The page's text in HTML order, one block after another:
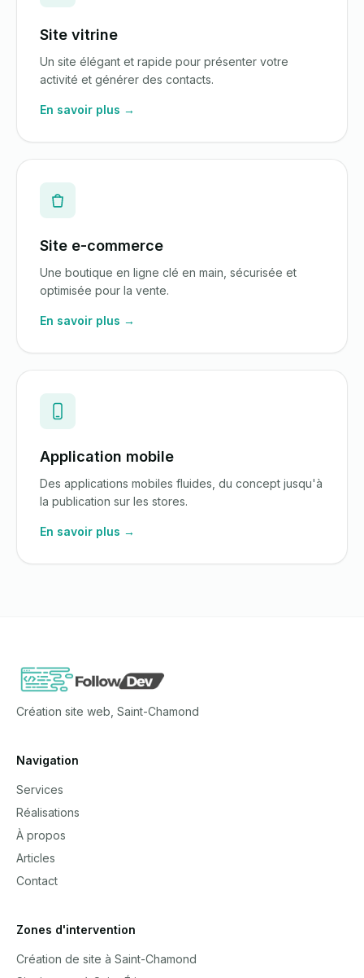
Site vitrine
Un site élégant et rapide pour présenter votre
activité et générer des contacts.
En savoir plus →
Site e-commerce
Une boutique en ligne clé en main, sécurisée et
optimisée pour la vente.
En savoir plus →
Application mobile
Des applications mobiles fluides, du concept jusqu'à
la publication sur les stores.
En savoir plus →
Création site web, Saint-Chamond
Navigation
Services
Réalisations
À propos
Articles
Contact
Zones d'intervention
Création de site à Saint-Chamond